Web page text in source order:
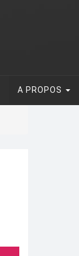
A PROPOS